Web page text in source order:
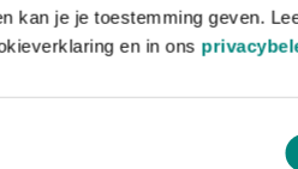
kan je je toestemming geven.
en in ons